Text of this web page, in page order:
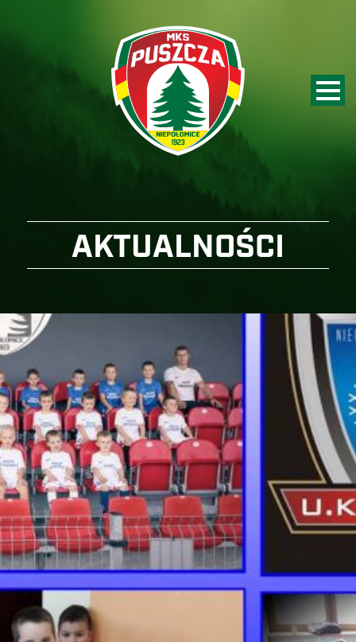
AKTUALNOŚCI